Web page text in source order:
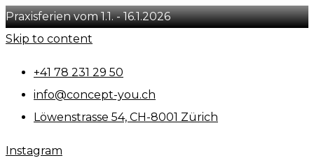
Praxisferien vom 1.1. - 16.1.2026
Skip to content
+41 78 231 29 50
info@concept-you.ch
Löwenstrasse 54, CH-8001 Zürich
Instagram